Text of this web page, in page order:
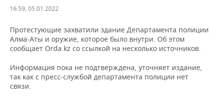
ДЕКЛАРАЦИИ О ДОХОДАХ
ВУЗЫ ТАТАРСТАНА
НОВОСТИ ЭКОНОМИКИ
БАНКИ
ПРОМЫШЛЕННОСТЬ
ПРОМЫШЛЕННОСТИ
АГРОПРОМ
НЕДВИЖИМОСТЬ
НОВОСТИ НЕДВИЖИМОСТИ
АВТО
16:59, 05.01.2022
Протестующие захватили здание Департамента полиции
Алма-Аты и оружие, которое было внутри. Об этом
сообщает Orda.kz со ссылкой на несколько источников.
Информация пока не подтверждена, уточняет издание,
так как с пресс-службой департамента полиции нет
связи.